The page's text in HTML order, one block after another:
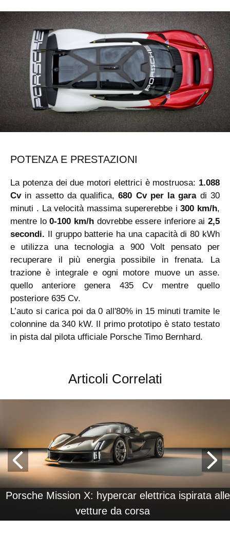
POTENZA E PRESTAZIONI
La potenza dei due motori elettrici è mostruosa: 1.088
Cvin assetto da qualifica,680 Cv per la garadi 30
minuti . La velocità massima supererebbe i300 km/h,
mentre lo0-100 km/hdovrebbe essere inferiore ai 2,5
secondi. Il gruppo batterie ha una capacità di 80 kWh
e utilizza una tecnologia a 900 Volt pensato per
recuperare il più energia possibile in frenata. La
trazione è integrale e ogni motore muove un asse.
quello anteriore genera 435 Cv mentre quello
posteriore 635 Cv.
L’auto si carica poi da 0 all'80% in 15 minuti tramite le
colonnine da 340 kW. Il primo prototipo è stato testato
in pista dal pilota ufficiale Porsche Timo Bernhard.
Articoli Correlati
Porsche Mission X: hypercar elettrica ispirata alle
vetture da corsa